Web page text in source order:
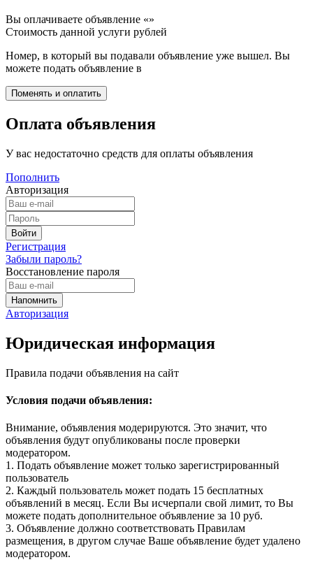
Вы оплачиваете объявление «»
Стоимость данной услуги рублей
Номер, в который вы подавали объявление уже вышел. Вы
можете подать объявление в
Оплата объявления
У вас недостаточно средств для оплаты объявления
Пополнить
Авторизация
Регистрация
Забыли пароль?
Восстановление пароля
Авторизация
Юридическая информация
Правила подачи объявления на сайт
Условия подачи объявления:
Внимание, объявления модерируются. Это значит, что
объявления будут опубликованы после проверки
модератором.
1. Подать объявление может только зарегистрированный
пользователь
2. Каждый пользователь может подать 15 бесплатных
объявлений в месяц. Если Вы исчерпали свой лимит, то Вы
можете подать дополнительное объявление за 10 руб.
3. Объявление должно соответствовать Правилам
размещения, в другом случае Ваше объявление будет удалено
модератором.